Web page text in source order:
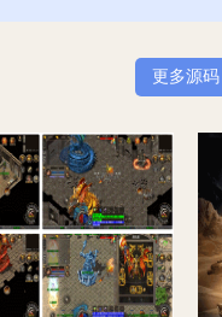
更多源码